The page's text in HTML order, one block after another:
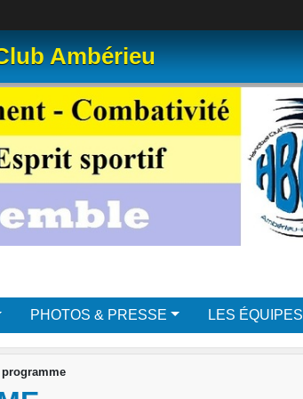
Ambérieu
PHOTOS & PRESSE LES ÉQUIPES